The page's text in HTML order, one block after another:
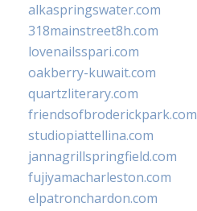
alkaspringswater.com
318mainstreet8h.com
lovenailsspari.com
oakberry-kuwait.com
quartzliterary.com
friendsofbroderickpark.com
studiopiattellina.com
jannagrillspringfield.com
fujiyamacharleston.com
elpatronchardon.com